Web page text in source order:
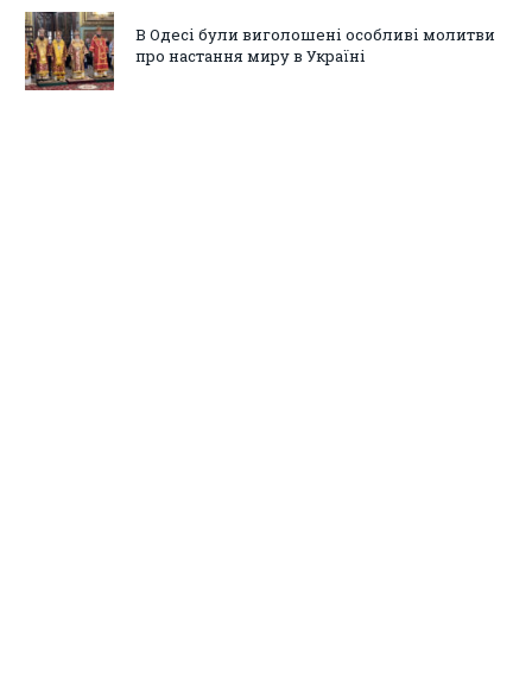
В Одесі були виголошені особливі молитви
про настання миру в Україні